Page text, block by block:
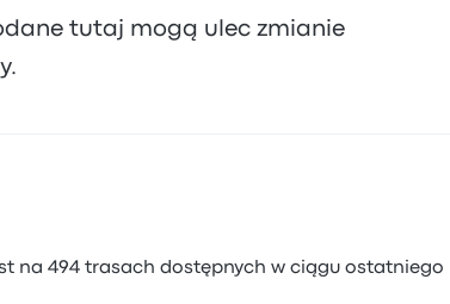
tutaj mogą ulec zmianie
na 494 trasach dostępnych w ciągu ostatniego